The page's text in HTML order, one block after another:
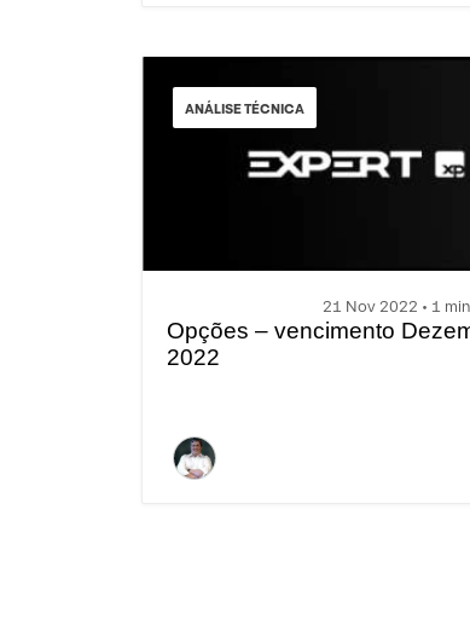
ANÁLISE TÉCNICA
21 Nov 2022 • 1
Opções – vencimento
2022